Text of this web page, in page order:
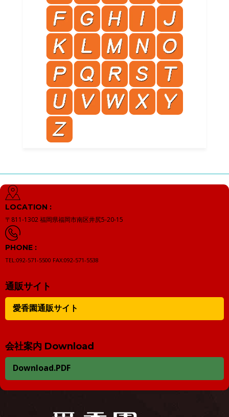
LOCATION :
〒811-1302福岡県福岡市南区井尻5-20-15
PHONE :
TEL:092-571-5500 FAX:092-571-5538
通販サイト
愛香園通販サイト
会社案内 Download
Download.PDF